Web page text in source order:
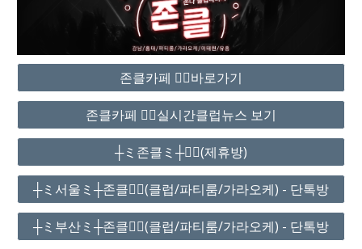
존클카페 ❤️‍🔥바로가기
존클카페 ❤️‍🔥실시간클럽뉴스 보기
┼ミ존클ミ┼❤️‍🔥(제휴방)
┼ミ서울ミ┼존클❤️‍🔥(클럽/파티룸/가라오케) - 단톡방
┼ミ부산ミ┼존클❤️‍🔥(클럽/파티룸/가라오케) - 단톡방